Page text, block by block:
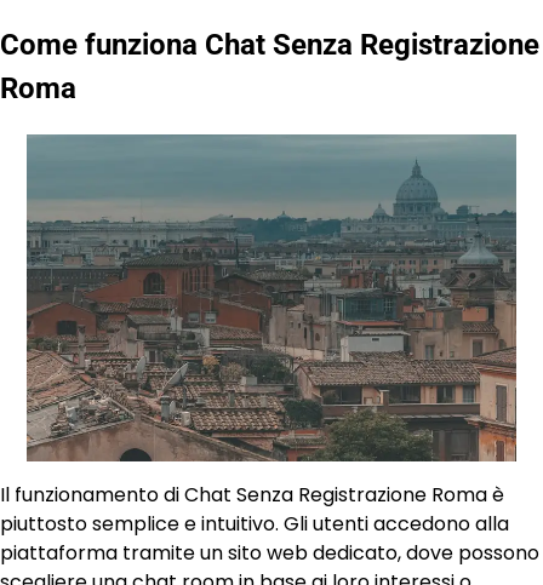
Come funziona Chat Senza Registrazione
Roma
Il funzionamento di Chat Senza Registrazione Roma è
piuttosto semplice e intuitivo. Gli utenti accedono alla
piattaforma tramite un sito web dedicato, dove possono